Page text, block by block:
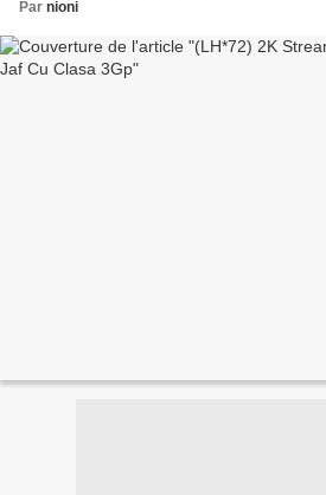
Par nioni